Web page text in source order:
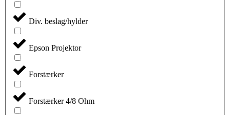
Div. beslag/hylder
Epson Projektor
Forstærker
Forstærker 4/8 Ohm